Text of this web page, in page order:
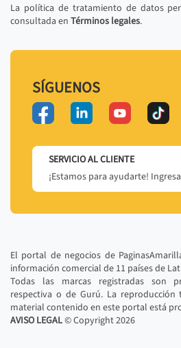
La política de tratamiento de datos
consultada en Términos legales.
SÍGUENOS
SERVICIO AL CLIENTE
¡Estamos para ayudarte!
El portal de negocios de
información comercial de 11 países de
Todas las marcas registradas son
respectiva o de Gurú. La
material contenido en este portal está
AVISO LEGAL© Copyright2026